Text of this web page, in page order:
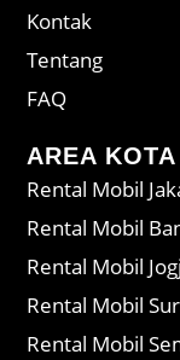
Kontak
Tentang
FAQ
AREA KOTA
Rental Mobil
Rental Mobil
Rental Mobil
Rental Mobil
Rental Mobil